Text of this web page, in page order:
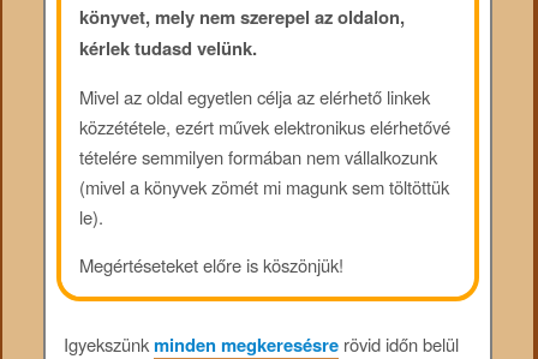
könyvet, mely nem szerepel az oldalon,
kérlek tudasd velünk.
Mivel az oldal egyetlen célja az elérhető linkek
közzététele, ezért művek elektronikus elérhetővé
tételére semmilyen formában nem vállalkozunk
(mivel a könyvek zömét mi magunk sem töltöttük
le).
Megértéseteket előre is köszönjük!
Igyekszünkminden megkeresésrerövid időn belül